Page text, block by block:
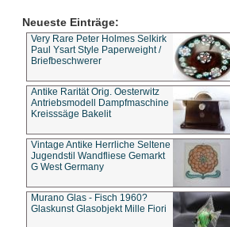
Neueste Einträge:
Very Rare Peter Holmes Selkirk
Paul Ysart Style Paperweight /
Briefbeschwerer
Antike Rarität Orig. Oesterwitz
Antriebsmodell Dampfmaschine
Kreisssäge Bakelit
Vintage Antike Herrliche Seltene
Jugendstil Wandfliese Gemarkt
G West Germany
Murano Glas - Fisch 1960?
Glaskunst Glasobjekt Mille Fiori